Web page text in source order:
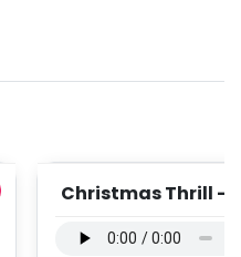
Christmas Thrill -
mp3)...